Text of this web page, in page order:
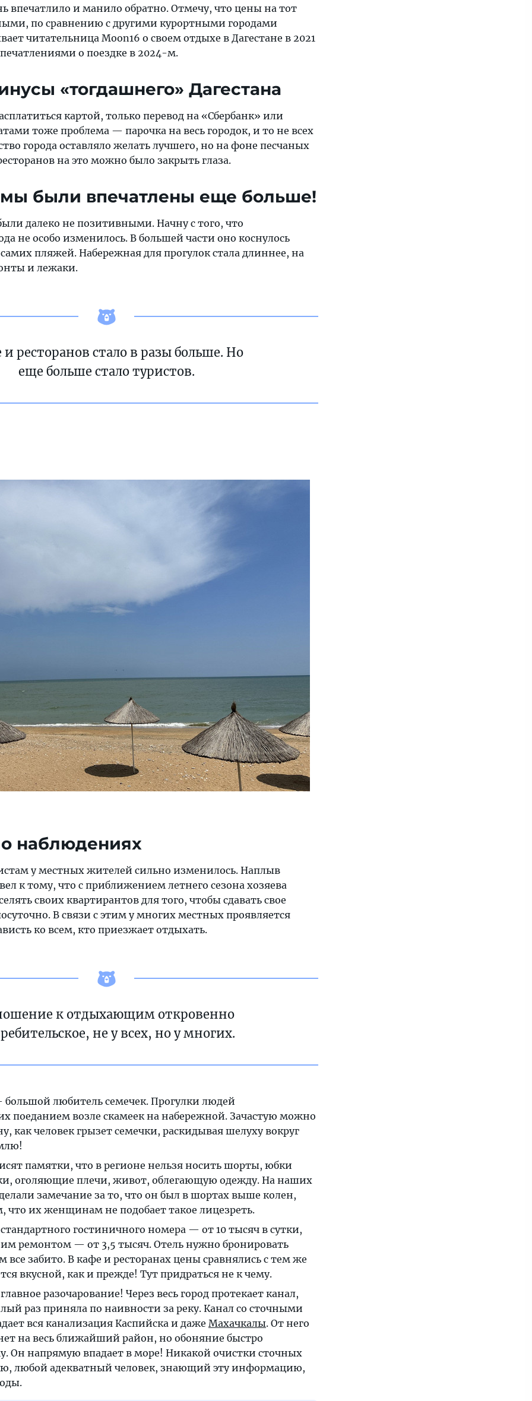
впечатлило и манило обратно. Отмечу, что цены на тот
по сравнению с другими курортными городами
читательница Moon16 о своем отдыхе в Дагестане в 2021
о поездке в 2024-м.
«тогдашнего» Дагестана
картой, только перевод на «Сбербанк» или
тоже проблема — парочка на весь городок, и то не всех
города оставляло желать лучшего, но на фоне песчаных
на это можно было закрыть глаза.
мы были впечатлены еще больше!
далеко не позитивными. Начну с того, что
не особо изменилось. В большей части оно коснулось
пляжей. Набережная для прогулок стала длиннее, на
и лежаки.
ресторанов стало в разы больше. Но
еще больше стало туристов.
наблюдениях
у местных жителей сильно изменилось. Наплыв
к тому, что с приближением летнего сезона хозяева
своих квартирантов для того, чтобы сдавать свое
В связи с этим у многих местных проявляется
ко всем, кто приезжает отдыхать.
к отдыхающим откровенно
не у всех, но у многих.
любитель семечек. Прогулки людей
поеданием возле скамеек на набережной. Зачастую можно
как человек грызет семечки, раскидывая шелуху вокруг
памятки, что в регионе нельзя носить шорты, юбки
оголяющие плечи, живот, облегающую одежду. На наших
замечание за то, что он был в шортах выше колен,
что их женщинам не подобает такое лицезреть.
гостиничного номера — от 10 тысяч в сутки,
ремонтом — от 3,5 тысяч. Отель нужно бронировать
все забито. В кафе и ресторанах цены сравнялись с тем же
вкусной, как и прежде! Тут придраться не к чему.
разочарование! Через весь город протекает канал,
раз приняла по наивности за реку. Канал со сточными
вся канализация Каспийска и даже Махачкалы. От него
на весь ближайший район, но обоняние быстро
Он напрямую впадает в море! Никакой очистки сточных
любой адекватный человек, знающий эту информацию,